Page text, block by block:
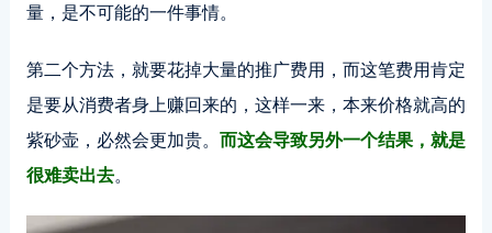
量，是不可能的一件事情。
第二个方法，就要花掉大量的推广费用，而这笔费用肯定
是要从消费者身上赚回来的，这样一来，本来价格就高的
紫砂壶，必然会更加贵。 而这会导致另外一个结果，就是
很难卖出去。